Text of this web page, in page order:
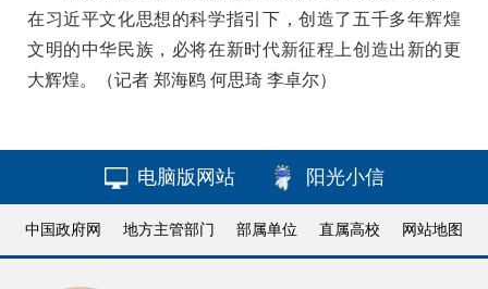
在习近平文化思想的科学指引下，创造了五千多年辉煌
文明的中华民族，必将在新时代新征程上创造出新的更
大辉煌。（记者 郑海鸥 何思琦 李卓尔）
电脑版网站 阳光小信
中国政府网 地方主管部门 部属单位 直属高校 网站地图